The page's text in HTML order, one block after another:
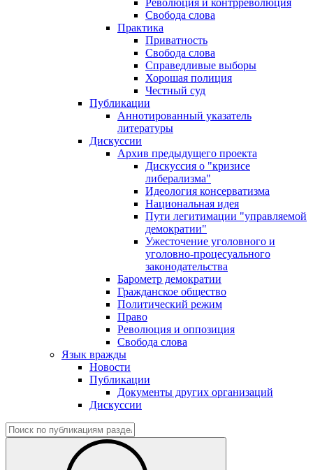
Революция и контрреволюция
Свобода слова
Практика
Приватность
Свобода слова
Справедливые выборы
Хорошая полиция
Честный суд
Публикации
Аннотированный указатель
литературы
Дискуссии
Архив предыдущего проекта
Дискуссия о "кризисе
либерализма"
Идеология консерватизма
Национальная идея
Пути легитимации "управляемой
демократии"
Ужесточение уголовного и
уголовно-процесуального
законодательства
Барометр демократии
Гражданское общество
Политический режим
Право
Революция и оппозиция
Свобода слова
Язык вражды
Новости
Публикации
Документы других организаций
Дискуссии